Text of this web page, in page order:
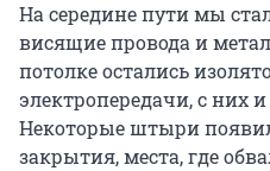
На середине пути мы
висящие провода и
потолке остались
электропередачи, с них
Некоторые штыри
закрытия, места, где